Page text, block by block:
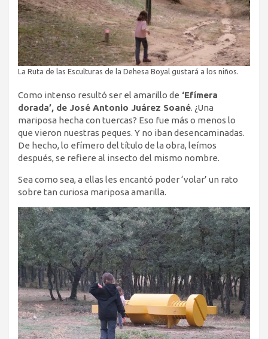
La Ruta de las Esculturas de la Dehesa Boyal gustará a los niños.
Como intenso resultó ser el amarillo de ‘Efímera
dorada’, de José Antonio Juárez Soané. ¿Una
mariposa hecha con tuercas? Eso fue más o menos lo
que vieron nuestras peques. Y no iban desencaminadas.
De hecho, lo efímero del título de la obra, leímos
después, se refiere al insecto del mismo nombre.
Sea como sea, a ellas les encantó poder ‘volar’ un rato
sobre tan curiosa mariposa amarilla.